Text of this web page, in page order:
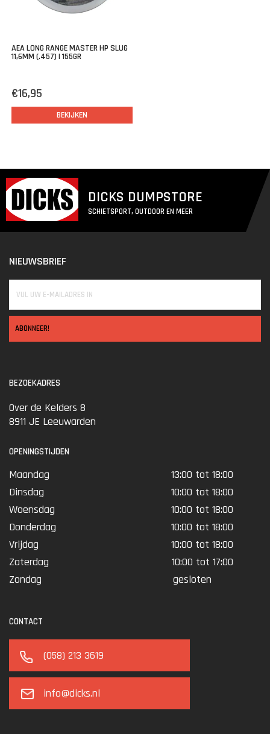
AEA LONG RANGE MASTER HP SLUG
11,6MM (.457) | 155GR
€16,95
BEKIJKEN
DICKS DUMPSTORE
SCHIETSPORT, OUTDOOR EN MEER
NIEUWSBRIEF
ABONNEER!
BEZOEKADRES
Over de Kelders 8
8911 JE Leeuwarden
OPENINGSTIJDEN
Maandag
13:00 tot 18:00
Dinsdag
10:00 tot 18:00
Woensdag
10:00 tot 18:00
Donderdag
10:00 tot 18:00
Vrijdag
10:00 tot 18:00
Zaterdag
10:00 tot 17:00
Zondag
gesloten
CONTACT
(058) 213 3619
info@dicks.nl